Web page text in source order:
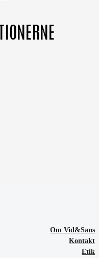
Om Vid&Sans
Kontakt
Etik